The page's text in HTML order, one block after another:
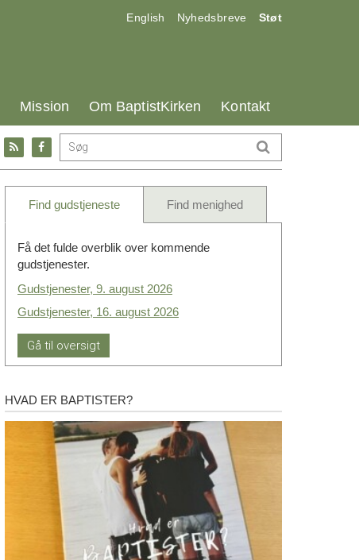
17.0:
English 18.0:
Nyhedsbreve 19.0:
Støt
25.0:
Mission 26.0:
Om BaptistKirken 27.0:
Kontakt
Gå
til:
Facebook
Gå
til:
feed
Find gudstjeneste Find menighed
Få det fulde overblik over kommende
gudstjenester.
Gudstjenester, 9. august 2026
Gudstjenester, 16. august 2026
Gå til oversigt
Hvad
er
baptister?
HVAD ER BAPTISTER?